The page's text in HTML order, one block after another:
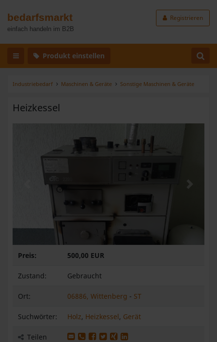
bedarfsmarkt
einfach handeln im B2B
Registrieren
Produkt einstellen
Industriebedarf Maschinen & Geräte Sonstige Maschinen & Geräte
Heizkessel
Zurück Weiter
Preis: 500,00 EUR
Zustand: Gebraucht
Ort: 06886, Wittenberg - ST
Suchwörter: Holz, Heizkessel, Gerät
Teilen Produkt per E-Mail weiterleiten
Produkt per WhatsApp weiterleiten
Produkt auf Facebook teilen
Produkt auf X teilen
Produkt auf XING teilen
Produkt auf LinkedIn teilen